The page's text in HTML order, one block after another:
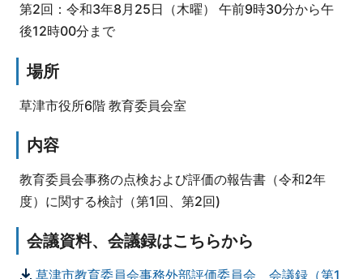
第2回：令和3年8月25日（木曜） 午前9時30分から午
後12時00分まで
場所
草津市役所6階 教育委員会室
内容
教育委員会事務の点検および評価の報告書（令和2年
度）に関する検討（第1回、第2回)
会議資料、会議録はこちらから
草津市教育委員会事務外部評価委員会 会議録（第1